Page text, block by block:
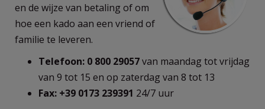
en de wijze van betaling of om
hoe een ​​kado aan een vriend of
familie te leveren.
Telefoon: 0 800 29057van maandag tot vrijdag
van 9 tot 15 en op zaterdag van 8 tot 13
Fax: +39 0173 239391 24/7 uur